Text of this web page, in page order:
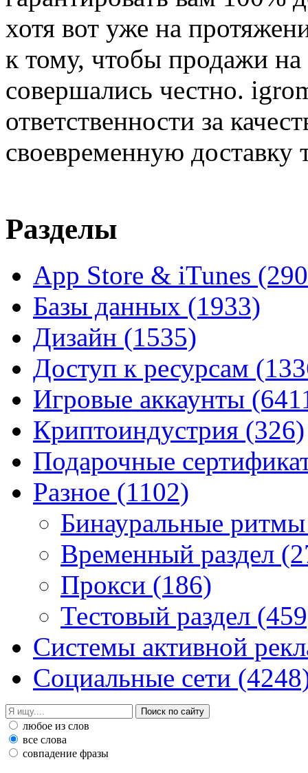
хотя вот уже на
к тому, чтобы продажи
совершались честно.
ответственности за
своевременную доставку
Разделы
App Store & iTunes
Базы данных (1933)
Дизайн (1535)
Доступ к ресурсам
Игровые аккаунты
Криптоиндустрия (326)
Подарочные
Разное (1102)
Бинауральные
Временный раздел
Прокси (186)
Тестовый раздел
Системы активной
Социальные сети
любое из слов
все слова
совпадение фразы